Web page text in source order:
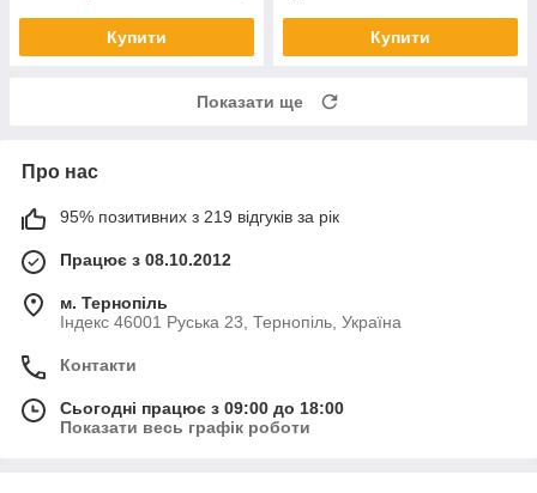
Купити Купити
Показати ще
Про нас
95% позитивних з 219 відгуків за рік
Працює з 08.10.2012
м. Тернопіль
Індекс 46001 Руська 23, Тернопіль, Україна
Контакти
Сьогодні працює з 09:00 до 18:00
Показати весь графік роботи